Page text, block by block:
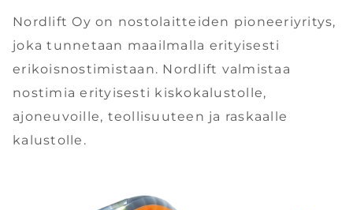
Nordlift Oy on nostolaitteiden pioneeriyritys,
joka tunnetaan maailmalla erityisesti
erikoisnostimistaan. Nordlift valmistaa
nostimia erityisesti kiskokalustolle,
ajoneuvoille, teollisuuteen ja raskaalle
kalustolle.